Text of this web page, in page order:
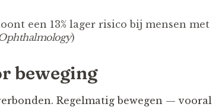
een 13% lager risico bij mensen met
)
beweging
Regelmatig bewegen — vooral